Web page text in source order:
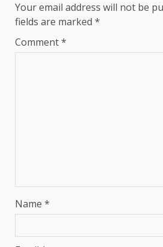
Your email address will not be
fields are marked *
Comment*
Name *